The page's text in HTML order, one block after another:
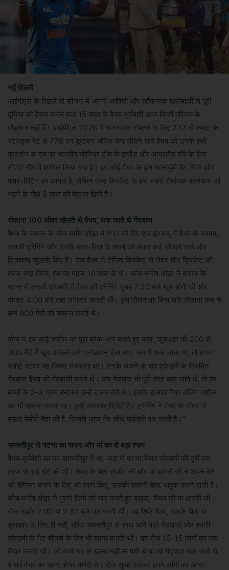
नई दिल्ली
आईपीएल के पिछले दो सीजन में अपनी आतिशी और खौफनाक बल्लेबाजी से पूरी
दुनिया को हैरान करने वाले 15 साल के वैभव सूर्यवंशी आज किसी परिचय के
मोहताज नहीं हैं। आईपीएल 2026 में राजस्थान रॉयल्स के लिए 237 से ज्यादा के
स्ट्राइक रेट से 776 रन कूटकर ऑरेंज कैप जीतने वाले वैभव को उनके इसी
प्रदर्शन के दम पर भारतीय सीनियर टीम के इंग्लैंड और आयरलैंड दौरे के लिए
टी20 टीम में शामिल किया गया है। हर कोई वैभव के इस गगनचुंबी बैट स्विंग और
पावर-हिटिंग का कायल है, लेकिन वर्ल्ड क्रिकेट के इस सबसे रोमांचक बल्लेबाज को
गढ़ने के पीछे 6 साल की मेहनत छिपी है।
रोज़ाना 100 ओवर खेलते थे वैभव, थक जाते थे गेंदबाज
वैभव के बचपन के कोच मनीष ओझा ने PTI को दिए एक इंटरव्यू में वैभव के बचपन,
उसकी ट्रेनिंग और उसके माता-पिता के संघर्ष को लेकर कई चौंकाने वाले और
दिलचस्प खुलासे किए हैं। जब वैभव ने टेनिस क्रिकेट से लेदर बॉल क्रिकेट की
तरफ रुख किया, तब वह महज 10 साल के थे। कोच मनीष ओझा ने बताया कि
पटना में उनकी एकेडमी में वैभव की ट्रेनिंग सुबह 7:30 बजे शुरू होती थी और
दोपहर 4:00 बजे तक लगातार चलती थी। इस दौरान वह बिना थके रोजाना कम से
कम 600 गेंदों का सामना करते थे।
कोच ने इस कड़े रूटीन का पूरा ब्रेक-अप बताते हुए कहा, 'शुरुआत की 200 से
300 गेंदें मैं खुद अकेले उसे थ्रोडाउन देता था। जब मैं थक जाता था, तो हमारा
सपोर्ट स्टाफ यह जिम्मा संभालता था। उनके थकने के बाद एकेडमी के नियमित
गेंदबाज वैभव को गेंदबाजी करते थे। जब गेंदबाज भी पूरी तरह थक जाते थे, तो हम
बच्चों के 2-3 ग्रुप बनाकर उन्हें टास्क देते थे। इसके अलावा वैभव बॉलिंग मशीन
का भी सामना करता था। इसी लगातार रिपिटिटिव ट्रेनिंग ने वैभव के भीतर वो
मसल मेमोरी पैदा की है, जिससे आज गेंद सीधे बाउंड्री पार जाती है।"
समस्तीपुर से पटना का सफर और मां का वो बड़ा त्याग
वैभव सूर्यवंशी का घर समस्तीपुर में था, जहां से पटना स्थित एकेडमी की दूरी एक
तरफ से ढाई घंटे की थी। वैभव के पिता संजीव जी और मां आरती जी ने अपने बेटे
को चैंपियन बनाने के लिए जो त्याग किए, उसकी कहानी बेहद भावुक करने वाली है।
कोच मनीष ओझा ने पुराने दिनों को याद करते हुए बताया, 'वैभव की मां आरती जी
रोज तड़के 2:00 या 2:30 बजे उठ जाती थीं। वह सिर्फ वैभव, उसके पिता या
ड्राइवर के लिए ही नहीं, बल्कि समस्तीपुर से साथ आने वाले गेंदबाजों और हमारी
एकेडमी के नेट बॉलर्स के लिए भी खाना बनाती थीं। वह रोज 10-15 लोगों का लंच
तैयार करती थीं। जो बच्चे घर से खाना नहीं ला पाते थे या जो गेंदबाज थक जाते थे,
वे सब वैभव का खाना शेयर करते थे। रोज सुबह उठकर इतने लोगों का खाना